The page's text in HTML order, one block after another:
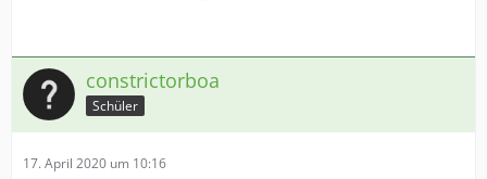
constrictorboa
Schüler
17. April 2020 um 10:16